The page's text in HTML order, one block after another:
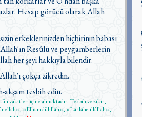
Hesap görücü olarak Allah
erkeklerinizden hiçbirinin babası
Resûlü ve peygamberlerin
her şeyi hakkıyla bilendir.
çokça zikredin.
akşam tesbih edin.
vakitleri içine almaktadır. Tesbih ve zikir,
«Elhamdülillâh», «Lâ ilâhe illâllah»,